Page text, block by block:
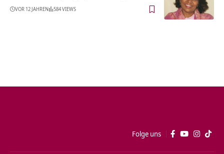
VOR 12 JAHREN 584 VIEWS
Folge uns